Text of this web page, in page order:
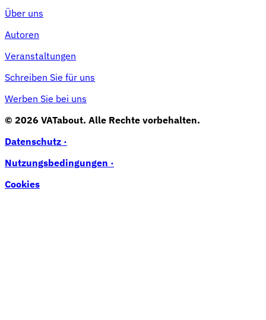
Über uns
Autoren
Veranstaltungen
Schreiben Sie für uns
Werben Sie bei uns
© 2026 VATabout. Alle Rechte vorbehalten.
Datenschutz ·
Nutzungsbedingungen ·
Cookies